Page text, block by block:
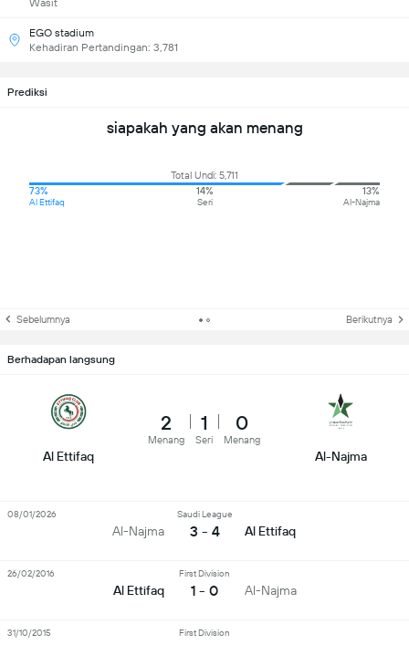
Wasit
EGO stadium
Kehadiran Pertandingan: 3,781
Prediksi
siapakah yang akan menang
Total Undi: 5,711
73%
Al Ettifaq
14%
Seri
13%
Al-Najma
Sebelumnya Berikutnya
Berhadapan langsung
Al Ettifaq
2
Menang
1
Seri
0
Menang
Al-Najma
Al-Najma
Saudi League
3 - 4 Al Ettifaq
08/01/2026
Al Ettifaq
First Division
1 - 0 Al-Najma
26/02/2016
First Division
31/10/2015